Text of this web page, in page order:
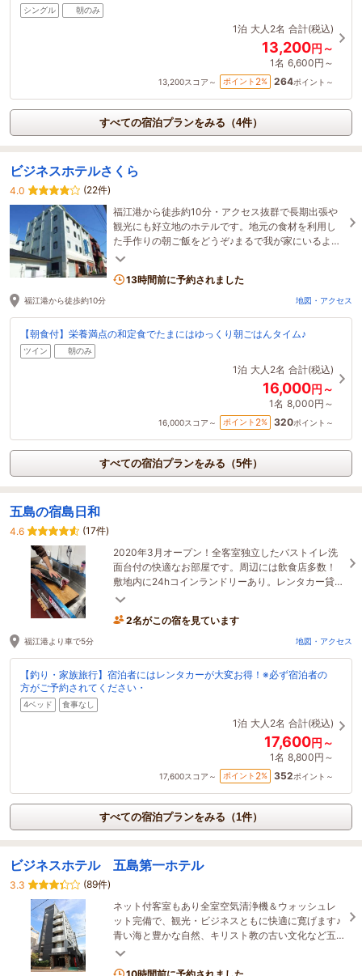
シングル 朝のみ
1泊 大人2名 合計(税込)
13,200円～
1名 6,600円～
13,200スコア～ ポイント 2% 264ポイント～
すべての宿泊プランをみる（4件）
ビジネスホテルさくら
4.0
(22件)
福江港から徒歩約10分・アクセス抜群で長期出張や
観光にも好立地のホテルです。地元の食材を利用し
た手作りの朝ご飯をどうぞ♪まるで我が家にいるよう
な感覚でお寛ぎいただけます！ ★全室禁煙・喫煙
13時間前に予約されました
福江港から徒歩約10分 地図・アクセス
【朝食付】栄養満点の和定食でたまにはゆっくり朝ごはんタイム♪
ツイン 朝のみ
1泊 大人2名 合計(税込)
16,000円～
1名 8,000円～
16,000スコア～ ポイント 2% 320ポイント～
すべての宿泊プランをみる（5件）
五島の宿島日和
4.6
(17件)
2020年3月オープン！全客室独立したバストイレ洗
面台付の快適なお部屋です。周辺には飲食店多数！
敷地内に24hコインランドリーあり。レンタカー貸出
し行っております。事前にお問い合わせください。
2名がこの宿を見ています
福江港より車で5分 地図・アクセス
【釣り・家族旅行】宿泊者にはレンタカーが大変お得！※必ず宿泊者の
方がご予約されてください・
4ベッド 食事なし
1泊 大人2名 合計(税込)
17,600円～
1名 8,800円～
17,600スコア～ ポイント 2% 352ポイント～
すべての宿泊プランをみる（1件）
ビジネスホテル 五島第一ホテル
3.3
(89件)
ネット付客室もあり全室空気清浄機＆ウォッシュレ
ット完備で、観光・ビジネスともに快適に寛げます♪
青い海と豊かな自然、キリスト教の古い文化など五
島でしか味わえない魅力を体感して